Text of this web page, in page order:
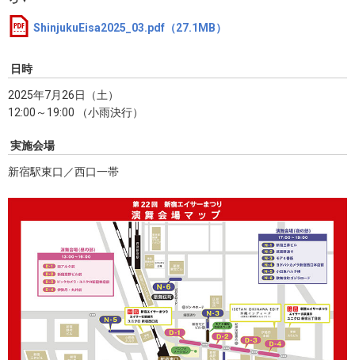
ShinjukuEisa2025_03.pdf（27.1MB）
日時
2025年7月26日（土）
12:00～19:00 （小雨決行）
実施会場
新宿駅東口／西口一帯